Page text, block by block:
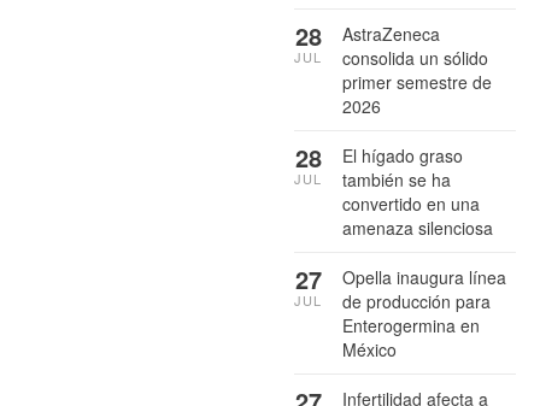
AstraZeneca
consolida un sólido
primer semestre de
2026
28
JUL
El hígado graso
también se ha
convertido en una
amenaza silenciosa
28
JUL
Opella inaugura línea
de producción para
Enterogermina en
México
27
JUL
Infertilidad afecta a